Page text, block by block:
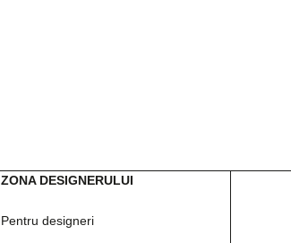
ZONA DESIGNERULUI
Pentru designeri